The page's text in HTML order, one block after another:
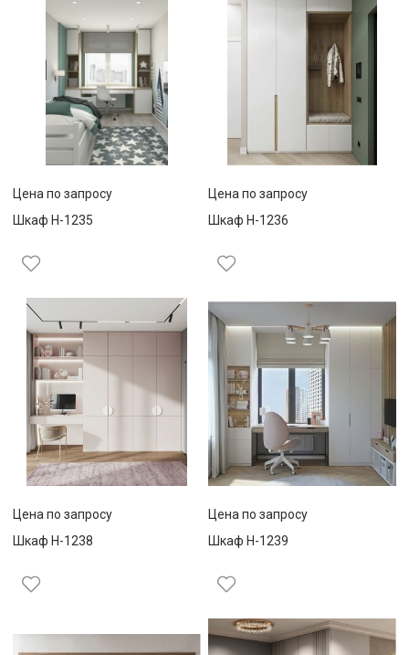
Цена по запросу
Шкаф Н-1235
Цена по запросу
Шкаф Н-1236
Цена по запросу
Шкаф Н-1238
Цена по запросу
Шкаф Н-1239